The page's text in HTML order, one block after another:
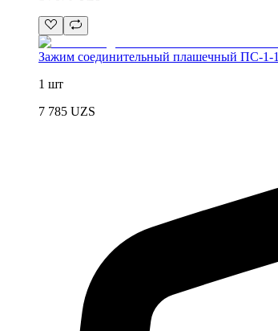
Зажим соединительный плашечный ПС-1-1
1 шт
7 785 UZS